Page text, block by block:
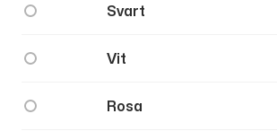
Svart
Vit
Rosa